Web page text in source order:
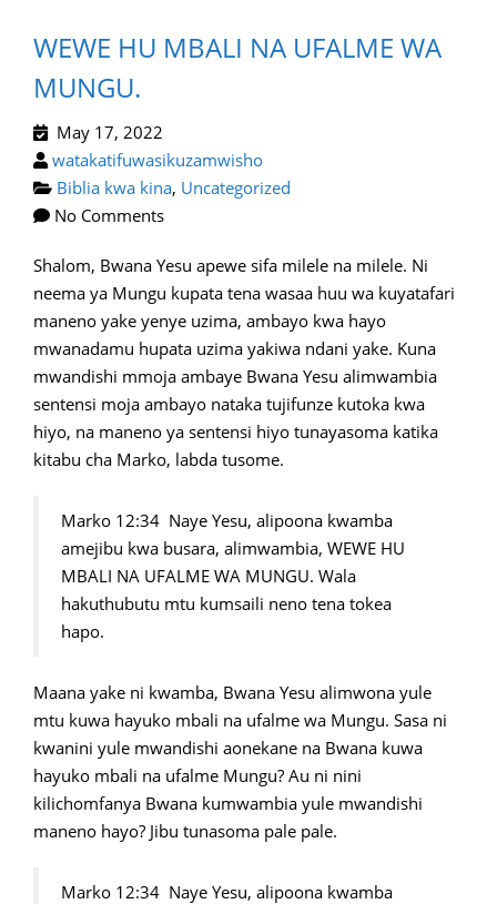
WEWE HU MBALI NA UFALME WA
MUNGU.
May 17, 2022
watakatifuwasikuzamwisho
Biblia kwa kina, Uncategorized
No Comments
Shalom, Bwana Yesu apewe sifa milele na milele. Ni
neema ya Mungu kupata tena wasaa huu wa kuyatafari
maneno yake yenye uzima, ambayo kwa hayo
mwanadamu hupata uzima yakiwa ndani yake. Kuna
mwandishi mmoja ambaye Bwana Yesu alimwambia
sentensi moja ambayo nataka tujifunze kutoka kwa
hiyo, na maneno ya sentensi hiyo tunayasoma katika
kitabu cha Marko, labda tusome.
Marko 12:34 Naye Yesu, alipoona kwamba
amejibu kwa busara, alimwambia, WEWE HU
MBALI NA UFALME WA MUNGU. Wala
hakuthubutu mtu kumsaili neno tena tokea
hapo.
Maana yake ni kwamba, Bwana Yesu alimwona yule
mtu kuwa hayuko mbali na ufalme wa Mungu. Sasa ni
kwanini yule mwandishi aonekane na Bwana kuwa
hayuko mbali na ufalme Mungu? Au ni nini
kilichomfanya Bwana kumwambia yule mwandishi
maneno hayo? Jibu tunasoma pale pale.
Marko 12:34 Naye Yesu, alipoona kwamba